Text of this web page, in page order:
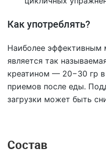
Как употреблять?
Наиболее эффективным
является так
креатином — 20−30 гр
приемов после еды.
загрузки может быть
Состав